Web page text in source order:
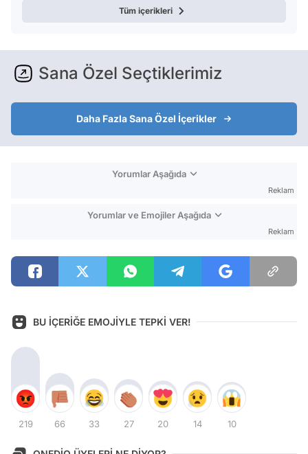
Tüm içerikleri
Sana Özel Seçtiklerimiz
Daha Fazla Sana Özel İçerikler
Yorumlar Aşağıda
Reklam
Yorumlar ve Emojiler Aşağıda
Reklam
BU İÇERİĞE EMOJİYLE TEPKİ VER!
219 66 33 27 20 14 10